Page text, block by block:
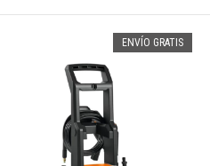
ENVÍO GRATIS